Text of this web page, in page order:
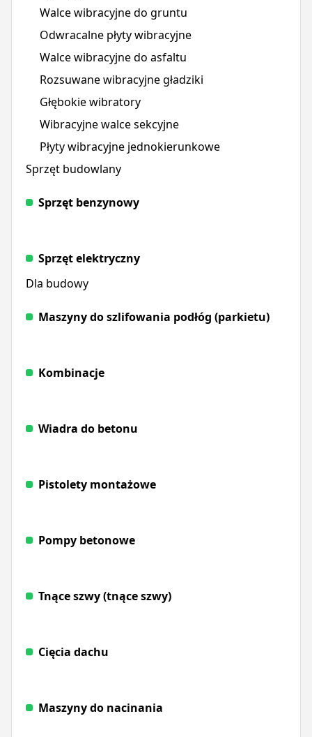
Walce wibracyjne do gruntu
Odwracalne płyty wibracyjne
Walce wibracyjne do asfaltu
Rozsuwane wibracyjne gładziki
Głębokie wibratory
Wibracyjne walce sekcyjne
Płyty wibracyjne jednokierunkowe
Sprzęt budowlany
Sprzęt benzynowy
Sprzęt elektryczny
Dla budowy
Maszyny do szlifowania podłóg (parkietu)
Kombinacje
Wiadra do betonu
Pistolety montażowe
Pompy betonowe
Tnące szwy (tnące szwy)
Cięcia dachu
Maszyny do nacinania